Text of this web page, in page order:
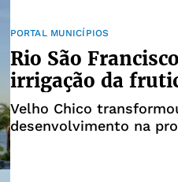
PORTAL MUNICÍPIOS
Rio São
irrigação da
Velho Chico
desenvolvimento na